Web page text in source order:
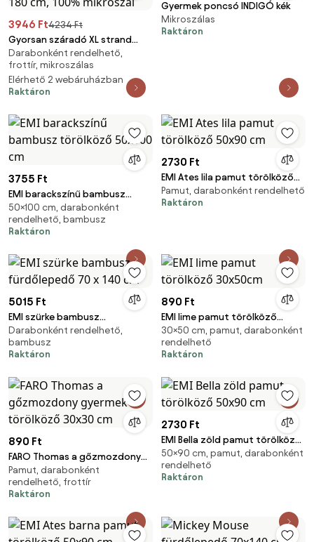
3946 Ft4234 Ft
Gyorsan száradó XL strand
fürdőlepedő BULLDORIA színes
100 x 180 cm, 100% mikroszál
Darabonként rendelhető,
frottír, mikroszálas
Elérhető 2 webáruházban
Raktáron
Gyermek poncsó INDIGÓ kék
Mikroszálas
Raktáron
3755 Ft
EMI barackszínű bambusz
törölköző 50x100 cm
50×100 cm, darabonként
rendelhető, bambusz
Raktáron
2730 Ft
EMI Ates lila pamut törölköző
50x90 cm
Pamut, darabonként rendelhető
Raktáron
5015 Ft
EMI szürke bambusz
fürdőlepedő 70 x 140 cm
Darabonként rendelhető,
bambusz
Raktáron
890 Ft
EMI lime pamut törölköző
30x50cm
30×50 cm, pamut, darabonként
rendelhető
Raktáron
890 Ft
FARO Thomas a gőzmozdony
gyermek törölköző 30x30 cm
Pamut, darabonként
rendelhető, frottír
Raktáron
2730 Ft
EMI Bella zöld pamut törölköző
50x90 cm
50×90 cm, pamut, darabonként
rendelhető
Raktáron